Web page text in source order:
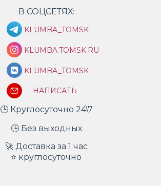
В СОЦСЕТЯХ:
KLUMBA_TOMSK
KLUMBA.TOMSK.RU
KLUMBA_TOMSK
НАПИСАТЬ
🕒 Круглосуточно 24\7
🕒 Без выходных
🚀 Доставка за 1 час
⭐ круглосуточно